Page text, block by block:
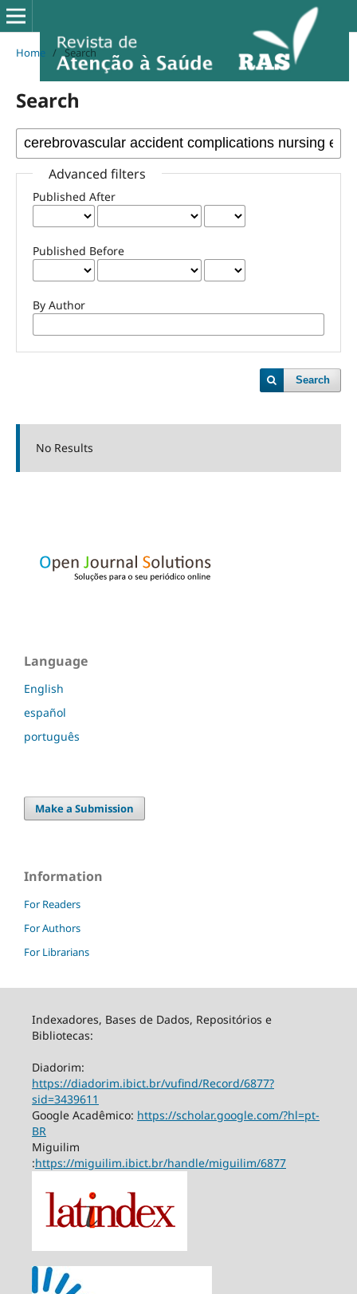
Home / Search
Search
Advanced filters
Published After
Published Before
By Author
Search
No Results
Language
English
español
português
Make a Submission
Information
For Readers
For Authors
For Librarians
Indexadores, Bases de Dados, Repositórios e
Bibliotecas:
Diadorim:
https://diadorim.ibict.br/vufind/Record/6877?
sid=3439611
Google Acadêmico: https://scholar.google.com/?hl=pt-
BR
Miguilim
:https://miguilim.ibict.br/handle/miguilim/6877